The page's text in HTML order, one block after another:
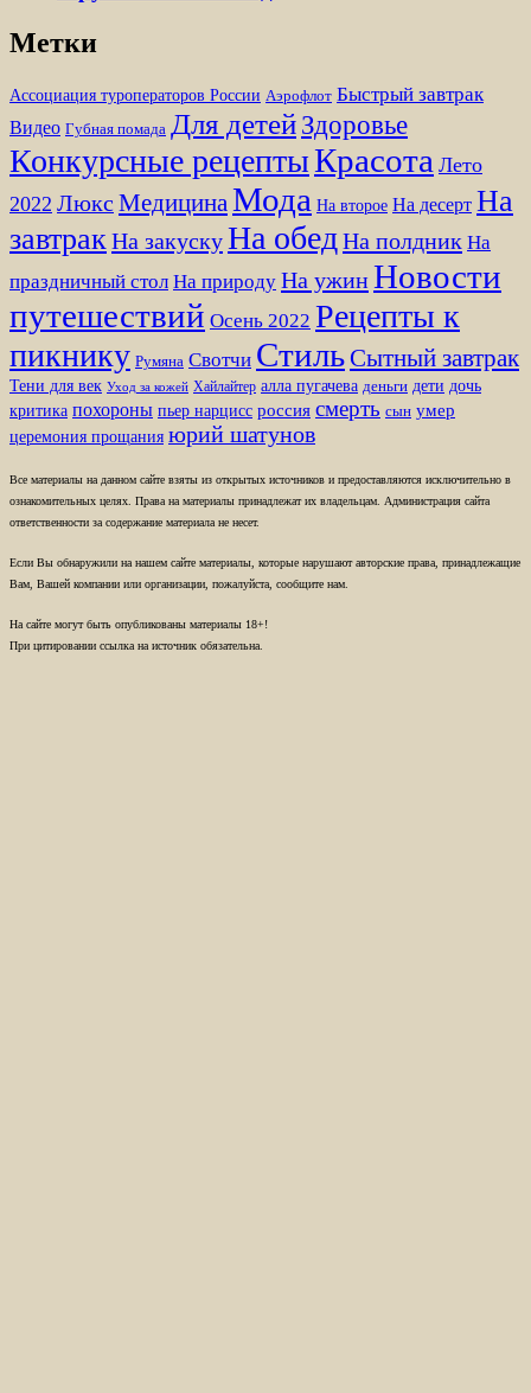
Метки
Ассоциация туроператоров России Аэрофлот Быстрый завтрак
Видео Губная помада Для детейЗдоровье
Конкурсные рецептыКрасота Лето
2022 Люкс МедицинаМода На второе На десерт На
завтрак На закускуНа обедНа полдник На
праздничный стол На природу На ужинНовости
путешествий Осень 2022 Рецепты к
пикнику Румяна Свотчи СтильСытный завтрак
Тени для век Уход за кожей Хайлайтер алла пугачева деньги дети дочь
критика похороны пьер нарцисс россия смерть сын умер
церемония прощания юрий шатунов
Все материалы на данном сайте взяты из открытых источников и предоставляются исключительно в
ознакомительных целях. Права на материалы принадлежат их владельцам. Администрация сайта
ответственности за содержание материала не несет.
Если Вы обнаружили на нашем сайте материалы, которые нарушают авторские права, принадлежащие
Вам, Вашей компании или организации, пожалуйста, сообщите нам.
На сайте могут быть опубликованы материалы 18+!
При цитировании ссылка на источник обязательна.